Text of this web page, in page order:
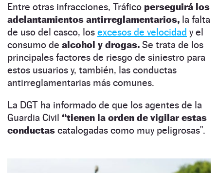
Entre otras infracciones, Tráfico perseguirá los
adelantamientos antirreglamentarios, la falta
de uso del casco, los excesos de velocidad y el
consumo de alcohol y drogas. Se trata de los
principales factores de riesgo de siniestro para
estos usuarios y, también, las conductas
antirreglamentarias más comunes.
La DGT ha informado de que los agentes de la
Guardia Civil “tienen la orden de vigilar estas
conductas catalogadas como muy peligrosas”.